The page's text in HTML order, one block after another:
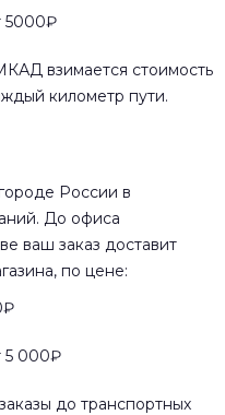
5000₽
взимается стоимость
километр пути.
России в
До офиса
ваш заказ доставит
по цене:
5 000₽
до транспортных